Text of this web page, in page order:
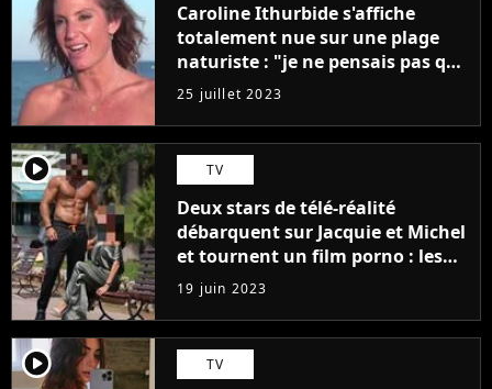
Caroline Ithurbide s'affiche
totalement nue sur une plage
naturiste : "je ne pensais pas que
j'arriverais à le faire..."
25 juillet 2023
player2 TV
Deux stars de télé-réalité
débarquent sur Jacquie et Michel
et tournent un film porno : les
premières images du tournage
(exclu)
19 juin 2023
player2 TV